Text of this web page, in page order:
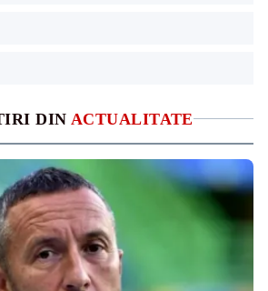
DIN ACTUALITATE